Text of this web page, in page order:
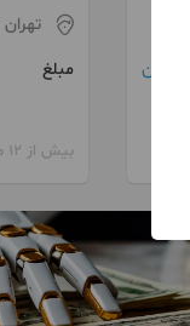
تهران
مبلغ
بیش از 12 ماه پیش